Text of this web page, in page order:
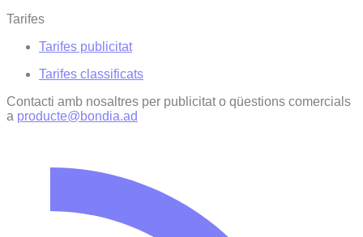
Tarifes
Tarifes publicitat
Tarifes classificats
Contacti amb nosaltres per publicitat o qüestions comercials
a producte@bondia.ad